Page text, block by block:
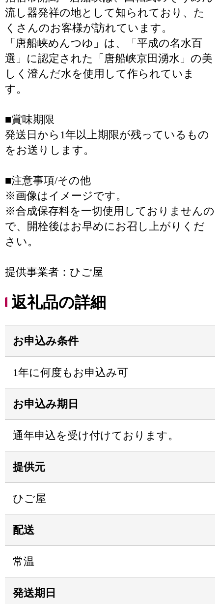
流し器発祥の地として知られており、た
くさんのお客様が訪れています。
「唐船峡めんつゆ」は、「平成の名水百
選」に認定された「唐船峡京田湧水」の美
しく澄んだ水を使用して作られていま
す。
■賞味期限
発送日から1年以上期限が残っているもの
をお送りします。
■注意事項/その他
※画像はイメージです。
※合成保存料を一切使用しておりませんの
で、開栓後はお早めにお召し上がりくだ
さい。
提供事業者：ひご屋
返礼品の詳細
お申込み条件
1年に何度もお申込み可
お申込み期日
通年申込を受け付けております。
提供元
ひご屋
配送
常温
発送期日